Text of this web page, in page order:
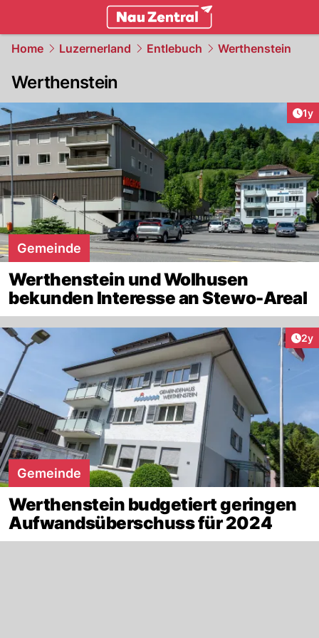
Home Luzernerland Entlebuch Werthenstein
Werthenstein
1y
Gemeinde
Werthenstein und Wolhusen
bekunden Interesse an Stewo-Areal
2y
Gemeinde
Werthenstein budgetiert geringen
Aufwandsüberschuss für 2024